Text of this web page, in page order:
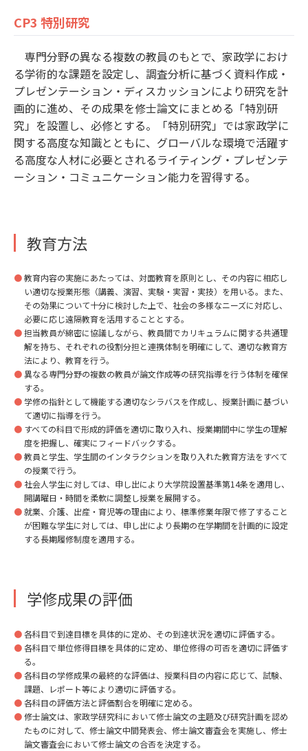
CP3 特別研究
専門分野の異なる複数の教員のもとで、家政学におけ
る学術的な課題を設定し、調査分析に基づく資料作成・
プレゼンテーション・ディスカッションにより研究を計
画的に進め、その成果を修士論文にまとめる「特別研
究」を設置し、必修とする。「特別研究」では家政学に
関する高度な知識とともに、グローバルな環境で活躍す
る高度な人材に必要とされるライティング・プレゼンテ
ーション・コミュニケーション能力を習得する。
教育方法
教育内容の実施にあたっては、対面教育を原則とし、その内容に相応し
い適切な授業形態（講義、演習、実験・実習・実技）を用いる。また、
その効果について十分に検討した上で、社会の多様なニーズに対応し、
必要に応じ遠隔教育を活用することとする。
担当教員が綿密に協議しながら、教員間でカリキュラムに関する共通理
解を持ち、それぞれの役割分担と連携体制を明確にして、適切な教育方
法により、教育を行う。
異なる専門分野の複数の教員が論文作成等の研究指導を行う体制を確保
する。
学修の指針として機能する適切なシラバスを作成し、授業計画に基づい
て適切に指導を行う。
すべての科目で形成的評価を適切に取り入れ、授業期間中に学生の理解
度を把握し、確実にフィードバックする。
教員と学生、学生間のインタラクションを取り入れた教育方法をすべて
の授業で行う。
社会人学生に対しては、申し出により大学院設置基準第14条を適用し、
開講曜日・時間を柔軟に調整し授業を展開する。
就業、介護、出産・育児等の理由により、標準修業年限で修了すること
が困難な学生に対しては、申し出により長期の在学期間を計画的に設定
する長期履修制度を適用する。
学修成果の評価
各科目で到達目標を具体的に定め、その到達状況を適切に評価する。
各科目で単位修得目標を具体的に定め、単位修得の可否を適切に評価す
る。
各科目の学修成果の最終的な評価は、授業科目の内容に応じて、試験、
課題、レポート等により適切に評価する。
各科目の評価方法と評価割合を明確に定める。
修士論文は、家政学研究科において修士論文の主題及び研究計画を認め
たものに対して、修士論文中間発表会、修士論文審査会を実施し、修士
論文審査会において修士論文の合否を決定する。